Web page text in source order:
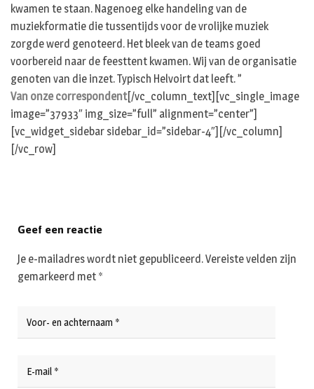
kwamen te staan. Nagenoeg elke handeling van de
muziekformatie die tussentijds voor de vrolijke muziek
zorgde werd genoteerd. Het bleek van de teams goed
voorbereid naar de feesttent kwamen. Wij van de organisatie
genoten van die inzet. Typisch Helvoirt dat leeft. ”
Van onze correspondent[/vc_column_text][vc_single_image
image=”37933″ img_size=”full” alignment=”center”]
[vc_widget_sidebar sidebar_id=”sidebar-4″][/vc_column]
[/vc_row]
Geef een reactie
Je e-mailadres wordt niet gepubliceerd.Vereiste velden zijn
gemarkeerd met *